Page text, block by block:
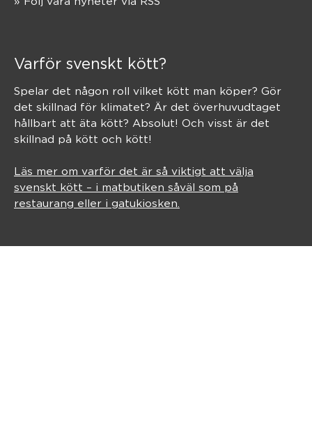
Varför svenskt kött?
Spelar det någon roll vilket kött man köper? Gör
det skillnad för klimatet? Är det överhuvudtaget
hållbart att äta kött? Absolut! Och visst är det
skillnad på kött och kött!
Läs mer om varför det är så viktigt att välja
svenskt kött – i matbutiken såväl som på
restaurang eller i gatukiosken.